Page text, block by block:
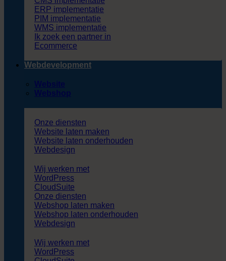
ERP implementatie
PIM implementatie
WMS implementatie
Ik zoek een partner in
Ecommerce
Webdevelopment
Website
Webshop
Onze diensten
Website laten maken
Website laten onderhouden
Webdesign
Wij werken met
WordPress
CloudSuite
Onze diensten
Webshop laten maken
Webshop laten onderhouden
Webdesign
Wij werken met
WordPress